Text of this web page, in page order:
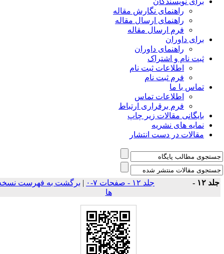
راهنمای نگارش مقاله
راهنمای ارسال مقاله
فرم ارسال مقاله
برای داوران
راهنمای داوران
ثبت نام و اشتراک
اطلاعات ثبت نام
فرم ثبت نام
تماس با ما
اطلاعات تماس
فرم برقراری ارتباط
بایگانی مقالات زیر چاپ
نمایه های نشریه
مقالات در دست انتشار
۱۲ - جلد ۱۲ - صفحات ۷-۰ | برگشت به فهرست نسخه
ها